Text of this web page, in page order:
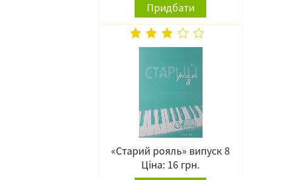
Придбати
«Старий рояль» випуск 8
Ціна: 16 грн.